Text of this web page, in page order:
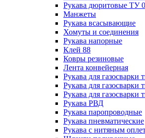
Рукава дюритовые ТУ
Манжеты
Рукава всасывающие
Хомуты и соединения
Рукава напорные
Клей 88
Ковры резиновые
Лента конвейерная
Рукава для газосварки
Рукава для газосварки
Рукава для газосварки
Рукава РВД
Рукава паропроводные
Рукава пневматические
Рукава с нитяным